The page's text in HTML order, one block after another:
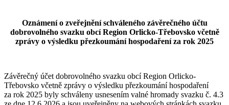
Oznámení o zveřejnění schváleného závěrečného účtu
dobrovolného svazku obcí Region Orlicko-Třebovsko včetně
zprávy o výsledku přezkoumání hospodaření za rok 2025
Závěrečný účet dobrovolného svazku obcí Region Orlicko-
Třebovsko včetně zprávy o výsledku přezkoumání hospodaření
za rok 2025 byly schváleny usnesením valné hromady svazku č. 4.3